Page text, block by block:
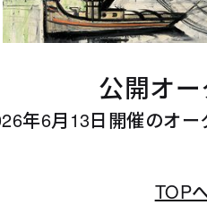
公開オ
年6月13日開催のオー
TOP